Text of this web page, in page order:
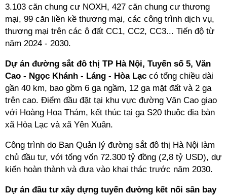
3.103 căn chung cư NOXH, 427 căn chung cư thương
mại, 99 căn liền kề thương mại, các công trình dịch vụ,
thương mại trên các ô đất CC1, CC2, CC3... Tiến độ từ
năm 2024 - 2030.
Dự án đường sắt đô thị TP Hà Nội, Tuyến số 5, Văn
Cao - Ngọc Khánh - Láng - Hòa Lạc có tổng chiều dài
gần 40 km, bao gồm 6 ga ngầm, 12 ga mặt đất và 2 ga
trên cao. Điểm đầu đặt tại khu vực đường Văn Cao giao
với Hoàng Hoa Thám, kết thúc tại ga S20 thuộc địa bàn
xã Hòa Lạc và xã Yên Xuân.
Công trình do Ban Quản lý đường sắt đô thị Hà Nội làm
chủ đầu tư, với tổng vốn 72.300 tỷ đồng (2,8 tỷ USD), dự
kiến hoàn thành và đưa vào khai thác trước năm 2030.
Dự án đầu tư xây dựng tuyến đường kết nối sân bay